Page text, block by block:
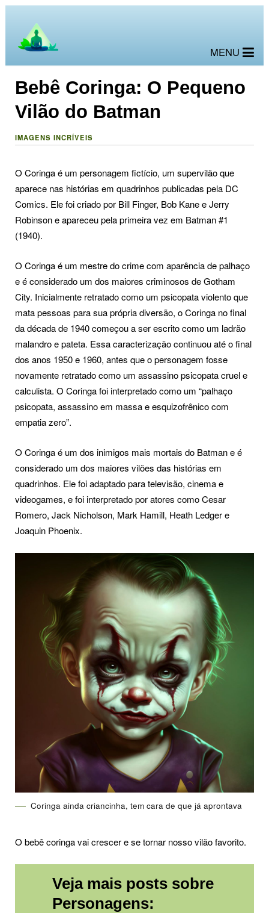
MENU
Bebê Coringa: O Pequeno
Vilão do Batman
IMAGENS INCRÍVEIS
O Coringa é um personagem fictício, um supervilão que
aparece nas histórias em quadrinhos publicadas pela DC
Comics. Ele foi criado por Bill Finger, Bob Kane e Jerry
Robinson e apareceu pela primeira vez em Batman #1
(1940).
O Coringa é um mestre do crime com aparência de palhaço
e é considerado um dos maiores criminosos de Gotham
City. Inicialmente retratado como um psicopata violento que
mata pessoas para sua própria diversão, o Coringa no final
da década de 1940 começou a ser escrito como um ladrão
malandro e pateta. Essa caracterização continuou até o final
dos anos 1950 e 1960, antes que o personagem fosse
novamente retratado como um assassino psicopata cruel e
calculista. O Coringa foi interpretado como um “palhaço
psicopata, assassino em massa e esquizofrênico com
empatia zero”.
O Coringa é um dos inimigos mais mortais do Batman e é
considerado um dos maiores vilões das histórias em
quadrinhos. Ele foi adaptado para televisão, cinema e
videogames, e foi interpretado por atores como Cesar
Romero, Jack Nicholson, Mark Hamill, Heath Ledger e
Joaquin Phoenix.
Coringa ainda criancinha, tem cara de que já aprontava
O bebê coringa vai crescer e se tornar nosso vilão favorito.
Veja mais posts sobre
Personagens: